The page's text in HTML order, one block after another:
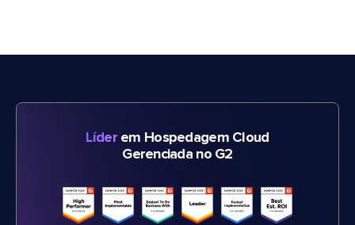
Líderem Hospedagem Cloud
Gerenciada no G2